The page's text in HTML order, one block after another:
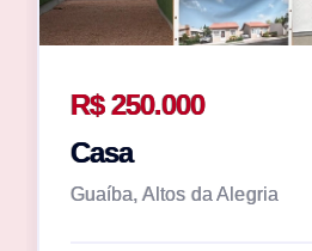
R$ 250.000
Casa
Guaíba, Altos da Alegria